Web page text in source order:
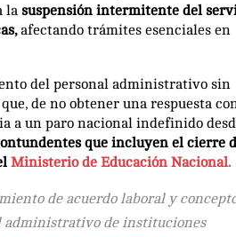
la suspensión intermitente del
afectando trámites esenciales en
del personal administrativo sin
de no obtener una respuesta
a un paro nacional indefinido
que incluyen el cierre
Ministerio de Educación Nacional.
de acuerdo laboral y
administrativo de instituciones